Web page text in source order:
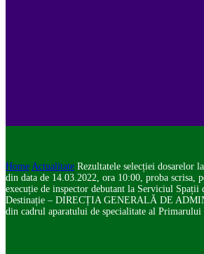
Home Actualitate Rezultatele selecției dosarelor
din data de 14.03.2022, ora 10:00, proba scrisa,
execuție de inspector debutant la Serviciul
Destinație – DIRECȚIA GENERALĂ DE
din cadrul aparatului de specialitate al